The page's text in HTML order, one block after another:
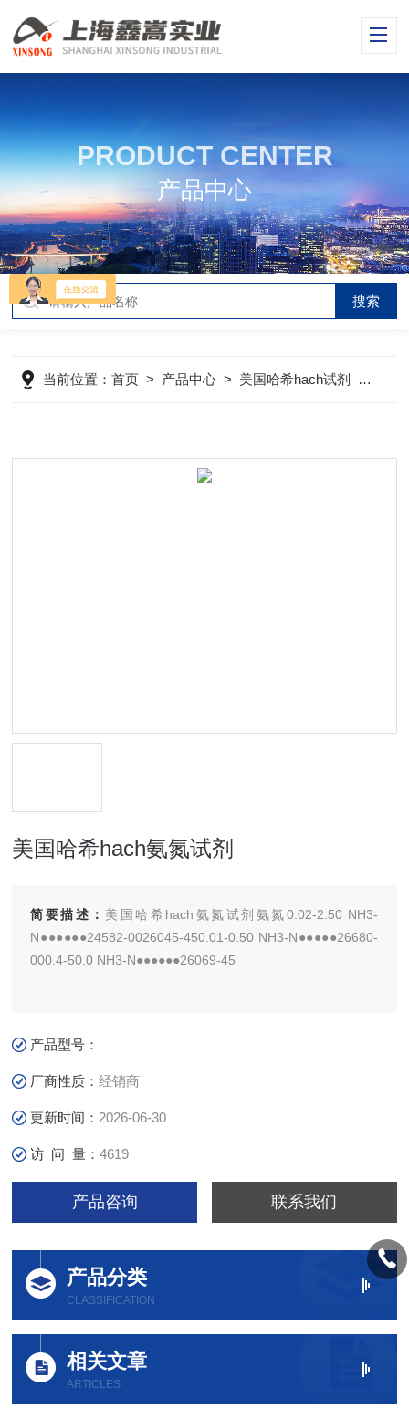
PRODUCT CENTER
产品中心
当前位置：首页 > 产品中心 > 美国哈希hach试剂
美国哈希hach氨氮试剂
简要描述： 美国哈希hach氨氮试剂氨氮0.02-2.50 NH3-
N●●●●●●24582-0026045-450.01-0.50 NH3-N●●●●●26680-
000.4-50.0 NH3-N●●●●●●26069-45
产品型号：
厂商性质：经销商
更新时间： 2026-06-30
访 问 量：4619
产品咨询 联系我们
产品分类
CLASSIFICATION
相关文章
ARTICLES